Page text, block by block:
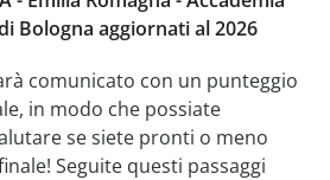
Bologna aggiornati al 2026
comunicato con un punteggio
in modo che possiate
se siete pronti o meno
Seguite questi passaggi